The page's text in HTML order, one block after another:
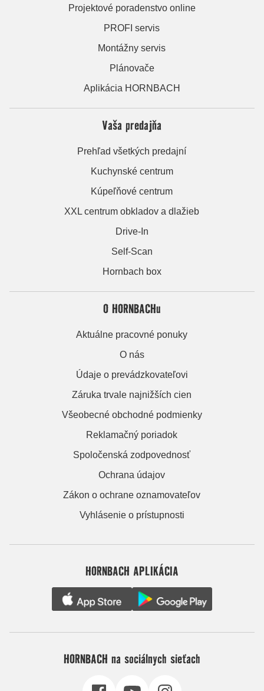
Projektové poradenstvo online
PROFI servis
Montážny servis
Plánovače
Aplikácia HORNBACH
Vaša predajňa
Prehľad všetkých predajní
Kuchynské centrum
Kúpeľňové centrum
XXL centrum obkladov a dlažieb
Drive-In
Self-Scan
Hornbach box
O HORNBACHu
Aktuálne pracovné ponuky
O nás
Údaje o prevádzkovateľovi
Záruka trvale najnižších cien
Všeobecné obchodné podmienky
Reklamačný poriadok
Spoločenská zodpovednosť
Ochrana údajov
Zákon o ochrane oznamovateľov
Vyhlásenie o prístupnosti
HORNBACH APLIKÁCIA
HORNBACH na sociálnych sieťach